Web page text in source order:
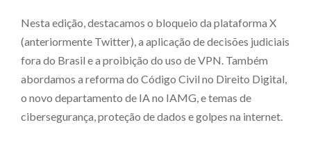
Nesta edição, destacamos o bloqueio da plataforma X
(anteriormente Twitter), a aplicação de decisões judiciais
fora do Brasil e a proibição do uso de VPN. Também
abordamos a reforma do Código Civil no Direito Digital,
o novo departamento de IA no IAMG, e temas de
cibersegurança, proteção de dados e golpes na internet.